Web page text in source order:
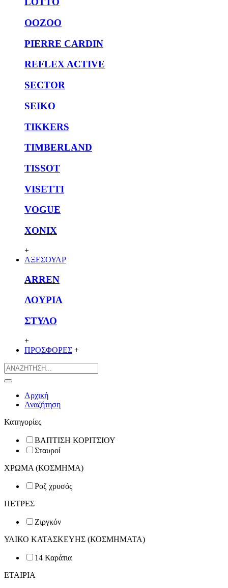
OOZOO
PIERRE CARDIN
REFLEX ACTIVE
SECTOR
SEIKO
TIKKERS
TIMBERLAND
TISSOT
VISETTI
VOGUE
XONIX
+
ΑΞΕΣΟΥΑΡ
ARREN
ΛΟΥΡΙΑ
ΣΤΥΛΟ
+
ΠΡΟΣΦΟΡΕΣ +
Αρχική
Αναζήτηση
Κατηγορίες
ΒΑΠΤΙΣΗ ΚΟΡΙΤΣΙΟΥ
Σταυροί
ΧΡΩΜΑ (ΚΟΣΜΗΜΑ)
Ροζ χρυσός
ΠΕΤΡΕΣ
Ζιργκόν
ΥΛΙΚΟ ΚΑΤΑΣΚΕΥΗΣ (ΚΟΣΜΗΜΑΤΑ)
14 Καράτια
ΕΤΑΙΡΙΑ